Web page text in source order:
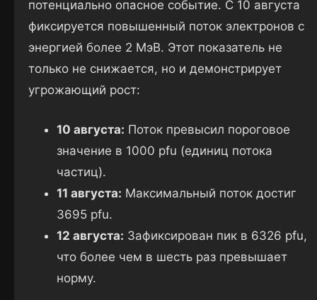
потенциально опасное событие. С 10 августа
фиксируется повышенный поток электронов с
энергией более 2 МэВ. Этот показатель не
только не снижается, но и демонстрирует
угрожающий рост:
10 августа: Поток превысил пороговое
значение в 1000 pfu (единиц потока
частиц).
11 августа: Максимальный поток достиг
3695 pfu.
12 августа: Зафиксирован пик в 6326 pfu,
что более чем в шесть раз превышает
норму.